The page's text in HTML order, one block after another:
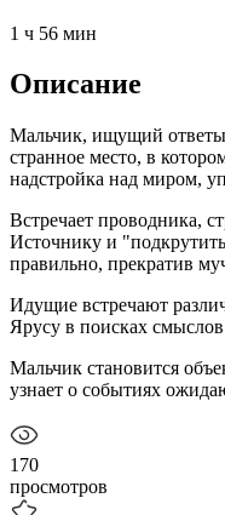
1 ч 56 мин
Описание
Мальчик, ищущий
странное место, в
надстройка над миром,
Встречает проводника,
Источнику и
правильно, прекратив
Идущие встречают
Ярусу в поисках смыслов
Мальчик становится
узнает о событиях
170
просмотров